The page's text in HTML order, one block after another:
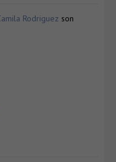
Rodriguez son